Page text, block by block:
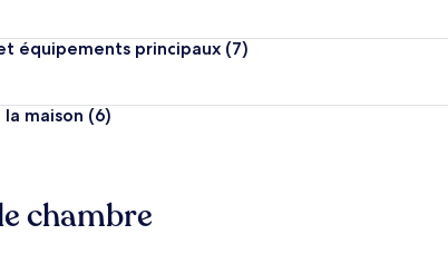
équipements principaux (7)
la maison (6)
chambre